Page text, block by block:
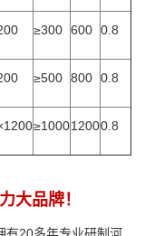
≥300 600 0.8
≥500 800 0.8
≥100012000.8
大品牌！